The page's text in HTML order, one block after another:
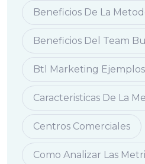
Beneficios De La
Beneficios Del Team
Btl Marketing Ejemplos
Caracteristicas De La
Centros Comerciales
Como Analizar Las